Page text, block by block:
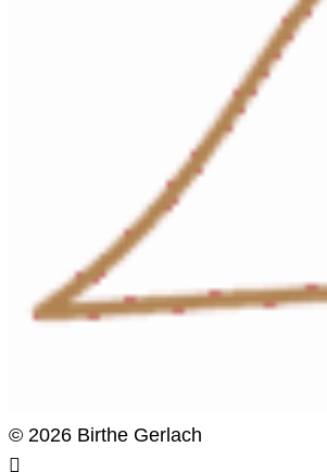
© 2026 Birthe Gerlach
